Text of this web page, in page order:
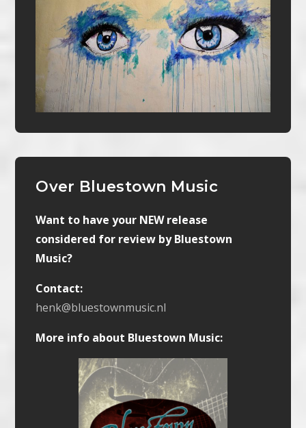
Over Bluestown Music
Want to have your NEW release
considered for review by Bluestown
Music?
Contact:
henk@bluestownmusic.nl
More info about Bluestown Music: